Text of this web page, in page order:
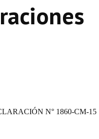
N° 1860-CM-15